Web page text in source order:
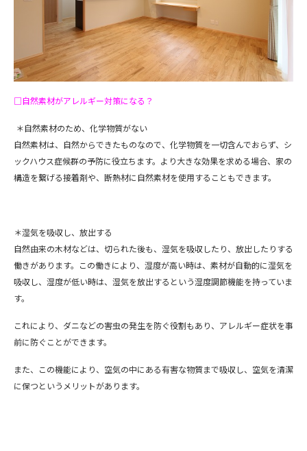
□自然素材がアレルギー対策になる？
＊自然素材のため、化学物質がない
自然素材は、自然からできたものなので、化学物質を一切含んでおらず、シ
ックハウス症候群の予防に役立ちます。より大きな効果を求める場合、家の
構造を繋げる接着剤や、断熱材に自然素材を使用することもできます。
＊湿気を吸収し、放出する
自然由来の木材などは、切られた後も、湿気を吸収したり、放出したりする
働きがあります。この働きにより、湿度が高い時は、素材が自動的に湿気を
吸収し、湿度が低い時は、湿気を放出するという湿度調節機能を持っていま
す。
これにより、ダニなどの害虫の発生を防ぐ役割もあり、アレルギー症状を事
前に防ぐことができます。
また、この機能により、空気の中にある有害な物質まで吸収し、空気を清潔
に保つというメリットがあります。